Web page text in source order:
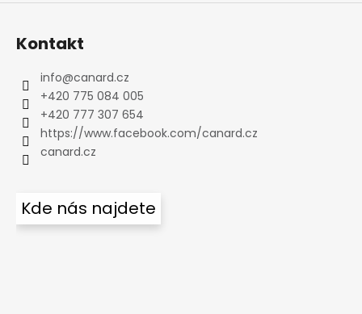
Kontakt
info@canard.cz
+420 775 084 005
+420 777 307 654
https://www.facebook.com/canard.cz
canard.cz
Kde nás najdete